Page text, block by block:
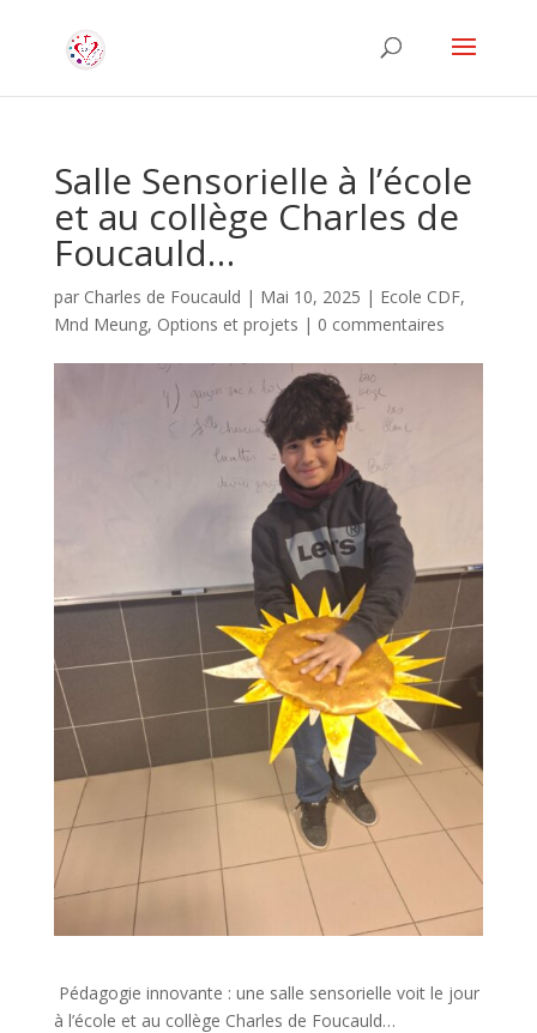
Salle Sensorielle à l’école
et au collège Charles de
Foucauld…
par Charles de Foucauld | Mai 10, 2025 | Ecole CDF,
Mnd Meung, Options et projets | 0 commentaires
Pédagogie innovante : une salle sensorielle voit le jour
à l’école et au collège Charles de Foucauld…